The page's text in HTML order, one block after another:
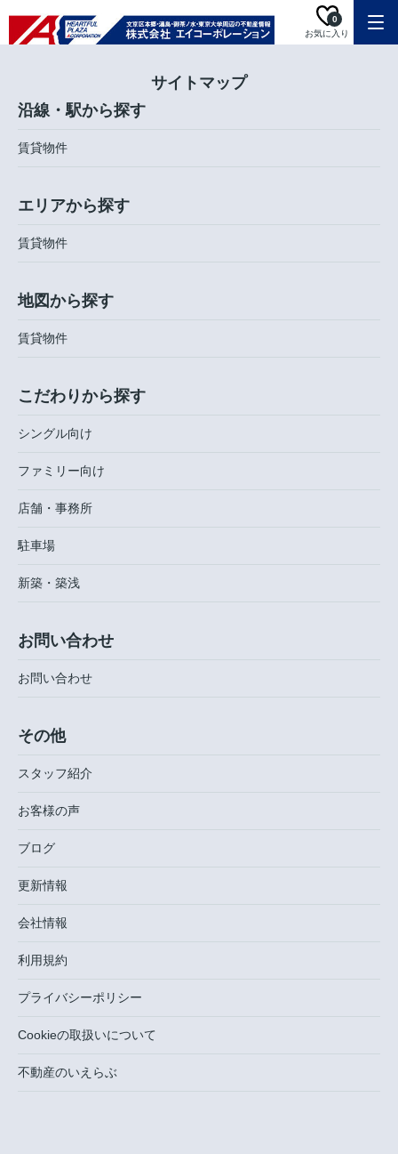
お気に入り
0
サイトマップ
沿線・駅から探す
賃貸物件
エリアから探す
賃貸物件
地図から探す
賃貸物件
こだわりから探す
シングル向け
ファミリー向け
店舗・事務所
駐車場
新築・築浅
お問い合わせ
お問い合わせ
その他
スタッフ紹介
お客様の声
ブログ
更新情報
会社情報
利用規約
プライバシーポリシー
Cookieの取扱いについて
不動産のいえらぶ